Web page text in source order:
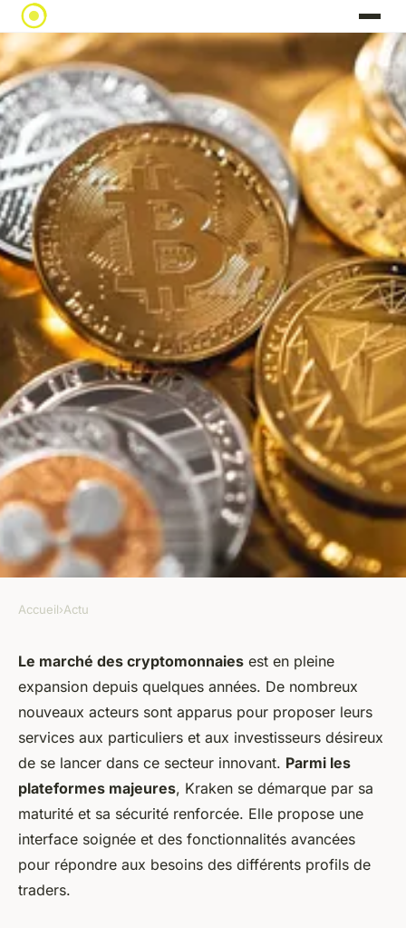
Tutoriel Kraken : Un guide
complet pour trader des
cryptomonnaies
armand•18 juin 2024•3 min de lecture
Accueil›Actu
Le marché des cryptomonnaies est en pleine
expansion depuis quelques années. De nombreux
nouveaux acteurs sont apparus pour proposer leurs
services aux particuliers et aux investisseurs désireux
de se lancer dans ce secteur innovant. Parmi les
plateformes majeures, Kraken se démarque par sa
maturité et sa sécurité renforcée. Elle propose une
interface soignée et des fonctionnalités avancées
pour répondre aux besoins des différents profils de
traders.